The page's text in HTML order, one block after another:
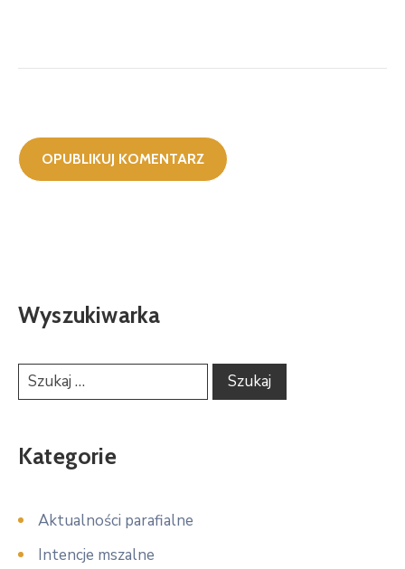
Wyszukiwarka
Kategorie
Aktualności parafialne
Intencje mszalne